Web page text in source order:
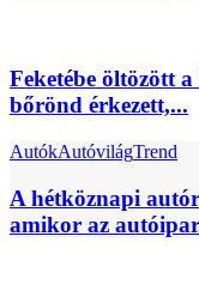
Feketébe öltözött
bőrönd érkezett,...
AutókAutóvilágTrend
A hétköznapi
amikor az